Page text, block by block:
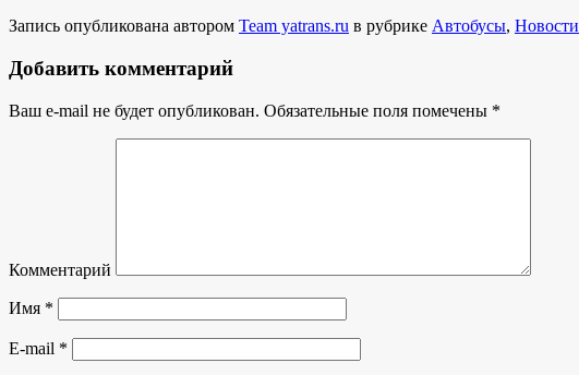
Запись опубликована автором Team yatrans.ru в рубрике Автобусы, Новости
Добавить комментарий
Ваш e-mail не будет опубликован. Обязательные поля помечены *
Комментарий
Имя *
E-mail *